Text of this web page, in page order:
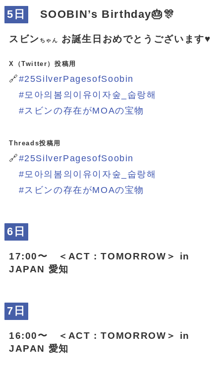
5日 SOOBIN’s Birthday🎂🎊
スビン ちゃん お誕生日おめでとうございます♥️
X（Twitter）投稿用
🔗#25SilverPagesofSoobin
#모아의봄의이유이자숲_숩랑해
#スビンの存在がMOAの宝物
Threads投稿用
🔗#25SilverPagesofSoobin
#모아의봄의이유이자숲_숩랑해
#スビンの存在がMOAの宝物
6日
17:00〜 ＜ACT : TOMORROW＞ in
JAPAN 愛知
7日
16:00〜 ＜ACT : TOMORROW＞ in
JAPAN 愛知